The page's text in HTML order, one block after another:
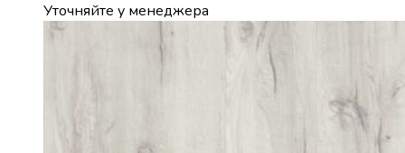
Уточняйте у менеджера